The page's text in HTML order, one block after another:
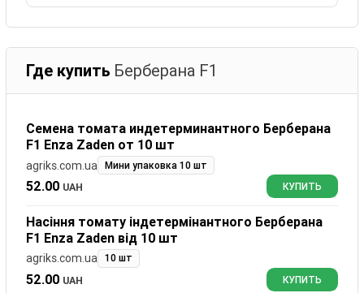
Где купить Берберана F1
Семена томата индетерминантного Берберана
F1 Enza Zaden от 10 шт
agriks.com.ua Мини упаковка 10 шт
52.00 UAH КУПИТЬ
Насіння томату індетермінантного Берберана
F1 Enza Zaden від 10 шт
agriks.com.ua 10 шт
52.00 UAH КУПИТЬ